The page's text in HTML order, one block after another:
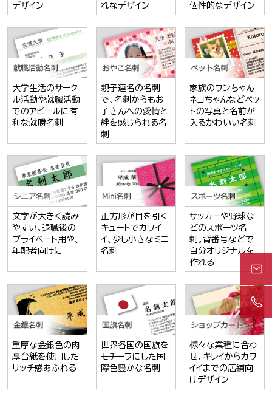
デザイン
れなデザイン
個性的なデザイン
大学生活のサーク
ル活動や就職活動
でのアピールに有
利な就勝名刺
親子連名の名刺
で、名刺からもお
子さんへの愛情と
絆を感じられる名
刺
家族のワンちゃん
ネコちゃんなどペッ
トの写真と名前が
入るかわいい名刺
文字が大きく読み
やすい。退職後の
プライベート用や、
年配者向けに
正方形が目を引く
キュートでカワイ
イ、少し小さなミニ
名刺
サッカーや野球な
どのスポーツ名
刺。背番号などで
自分オリジナルを
作れる
重厚な金銀色の肉
厚台紙を使用した
リッチ感あふれる
世界各国の国旗を
モチーフにした国
際色豊かな名刺
様々な業種に合わ
せ、キレイからカワ
イイまでの店舗向
けデザイン